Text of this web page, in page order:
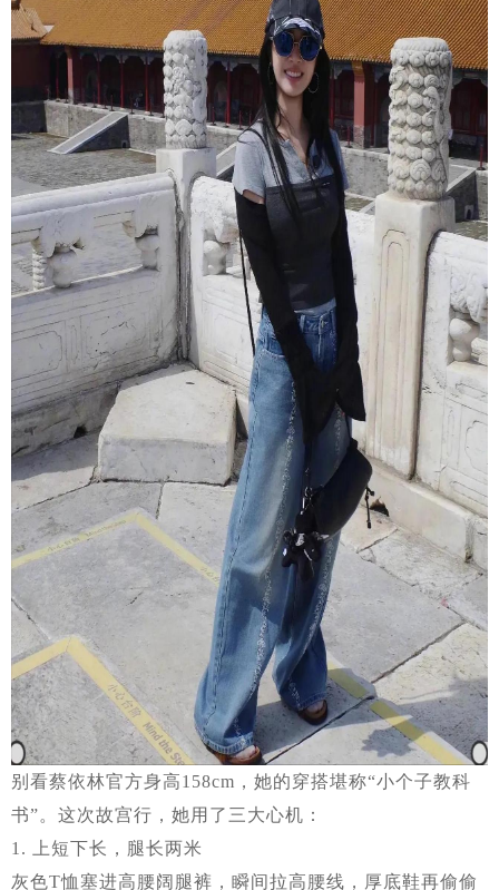
别看蔡依林官方身高158cm，她的穿搭堪称“小个子教科
书”。这次故宫行，她用了三大心机：
1. 上短下长，腿长两米
灰色T恤塞进高腰阔腿裤，瞬间拉高腰线，厚底鞋再偷偷